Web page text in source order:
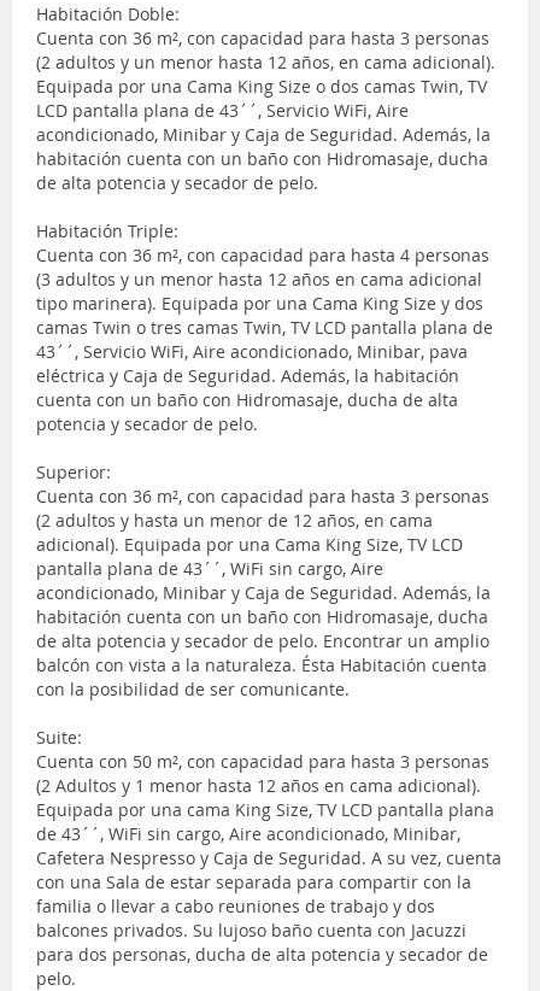
Habitación Doble:
Cuenta con 36 m², con capacidad para hasta 3 personas
(2 adultos y un menor hasta 12 años, en cama adicional).
Equipada por una Cama King Size o dos camas Twin, TV
LCD pantalla plana de 43´´, Servicio WiFi, Aire
acondicionado, Minibar y Caja de Seguridad. Además, la
habitación cuenta con un baño con Hidromasaje, ducha
de alta potencia y secador de pelo.
Habitación Triple:
Cuenta con 36 m², con capacidad para hasta 4 personas
(3 adultos y un menor hasta 12 años en cama adicional
tipo marinera). Equipada por una Cama King Size y dos
camas Twin o tres camas Twin, TV LCD pantalla plana de
43´´, Servicio WiFi, Aire acondicionado, Minibar, pava
eléctrica y Caja de Seguridad. Además, la habitación
cuenta con un baño con Hidromasaje, ducha de alta
potencia y secador de pelo.
Superior:
Cuenta con 36 m², con capacidad para hasta 3 personas
(2 adultos y hasta un menor de 12 años, en cama
adicional). Equipada por una Cama King Size, TV LCD
pantalla plana de 43´´, WiFi sin cargo, Aire
acondicionado, Minibar y Caja de Seguridad. Además, la
habitación cuenta con un baño con Hidromasaje, ducha
de alta potencia y secador de pelo. Encontrar un amplio
balcón con vista a la naturaleza. Ésta Habitación cuenta
con la posibilidad de ser comunicante.
Suite:
Cuenta con 50 m², con capacidad para hasta 3 personas
(2 Adultos y 1 menor hasta 12 años en cama adicional).
Equipada por una cama King Size, TV LCD pantalla plana
de 43´´, WiFi sin cargo, Aire acondicionado, Minibar,
Cafetera Nespresso y Caja de Seguridad. A su vez, cuenta
con una Sala de estar separada para compartir con la
familia o llevar a cabo reuniones de trabajo y dos
balcones privados. Su lujoso baño cuenta con Jacuzzi
para dos personas, ducha de alta potencia y secador de
pelo.